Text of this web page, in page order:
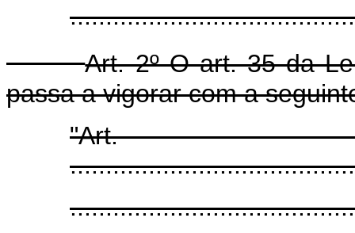
Art. 2º O art. 35 da
passa a vigorar com a